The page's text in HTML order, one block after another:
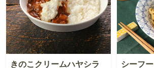
きのこクリームハヤシラ
シーフ